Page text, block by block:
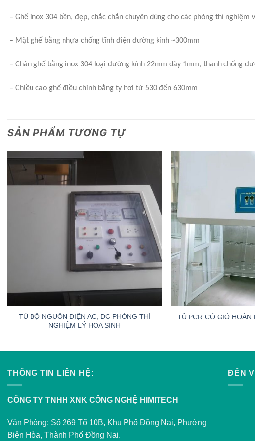
– Ghế inox 304 bền, đẹp, chắc chắn chuyên dùng cho các phòng thí
– Mặt ghế bằng nhựa chống tĩnh điện đường kính ~300mm
– Chân ghế bằng inox 304 loại đường kính 22mm dày 1mm, thanh chống
– Chiều cao ghế điều chỉnh bằng ty hơi từ 530 đến 630mm
SẢN PHẨM TƯƠNG TỰ
TỦ BỘ NGUỒN ĐIỆN AC, DC PHÒNG THÍ
NGHIỆM LÝ HÓA SINH
TỦ PCR CÓ GIÓ HOÀN
THÔNG TIN LIÊN HỆ:
CÔNG TY TNHH XNK CÔNG NGHỆ HIMITECH
Văn Phòng: Số 269 Tổ 10B, Khu Phố Đồng Nai, Phường
Biên Hòa, Thành Phố Đồng Nai.
ĐẾN